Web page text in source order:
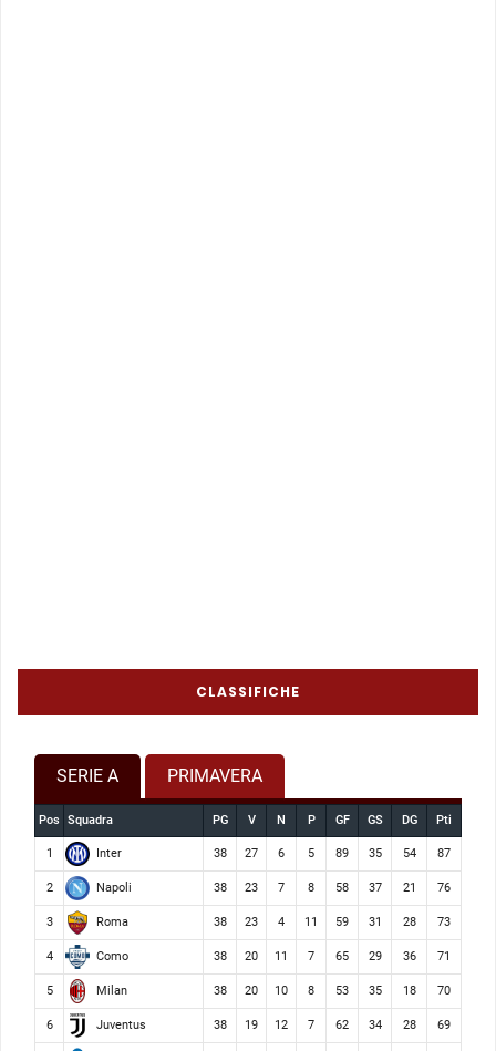
CLASSIFICHE
SERIE A PRIMAVERA
Pos Squadra PG V N P GF GS DG Pti
1 Inter 38 27 6 5 89 35 54 87
2 Napoli 38 23 7 8 58 37 21 76
3 Roma 38 23 4 11 59 31 28 73
4 Como 38 20 11 7 65 29 36 71
5 Milan 38 20 10 8 53 35 18 70
6 Juventus 38 19 12 7 62 34 28 69